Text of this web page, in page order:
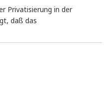
Privatisierung in der
daß das